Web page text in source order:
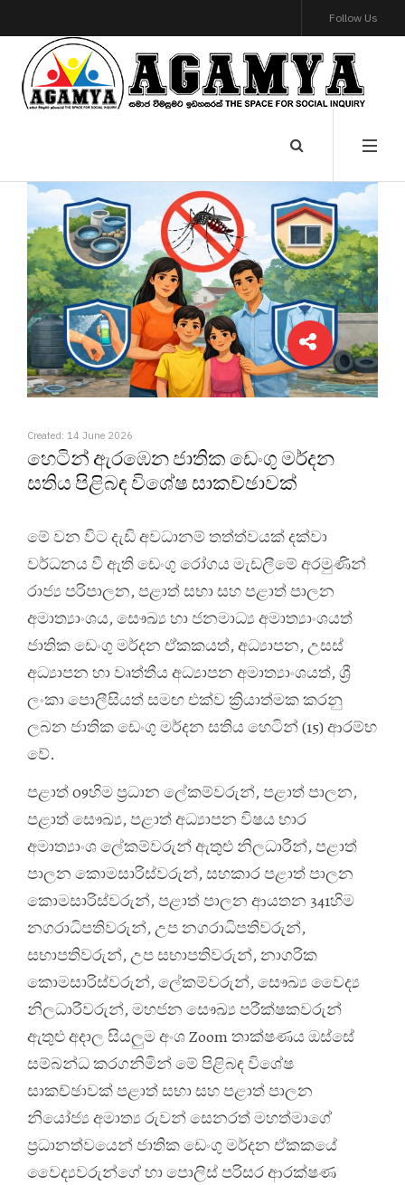
Follow Us
Created: 14 June 2026
හෙටින් ඇරඹෙන ජාතික ඩෙංගු මර්දන
සතිය පිළිබඳ විශේෂ සාකච්ඡාවක්
මේ වන විට දැඩි අවධානම් තත්ත්වයක් දක්වා
වර්ධනය වී ඇති ඩෙංගු රෝගය මැඩලීමේ අරමුණින්
රාජ්‍ය පරිපාලන, පළාත් සභා සහ පළාත් පාලන
අමාත්‍යාංශය, සෞඛ්‍ය හා ජනමාධ්‍ය අමාත්‍යාංශයත්
ජාතික ඩෙංගු මර්දන ඒකකයත්, අධ්‍යාපන, උසස්
අධ්‍යාපන හා වෘත්තීය අධ්‍යාපන අමාත්‍යාංශයත්, ශ්‍රී
ලංකා පොලීසියත් සමඟ එක්ව ක්‍රියාත්මක කරනු
ලබන ජාතික ඩෙංගු මර්දන සතිය හෙටින් (15) ආරම්භ
වේ.
පළාත් 09හිම ප්‍රධාන ලේකම්වරුන්, පළාත් පාලන,
පළාත් සෞඛ්‍ය, පළාත් අධ්‍යාපන විෂය භාර
අමාත්‍යාංශ ලේකම්වරුන් ඇතුළු නිලධාරීන්, පළාත්
පාලන කොමසාරිස්වරුන්, සහකාර පළාත් පාලන
කොමසාරිස්වරුන්, පළාත් පාලන ආයතන 341හිම
නගරාධිපතිවරුන්, උප නගරාධිපතිවරුන්,
සභාපතිවරුන්, උප සභාපතිවරුන්, නාගරික
කොමසාරිස්වරුන්, ලේකම්වරුන්, සෞඛ්‍ය වෛද්‍ය
නිලධාරීවරුන්, මහජන සෞඛ්‍ය පරීක්ෂකවරුන්
ඇතුළු අදාල සියලුම අංශ Zoom තාක්ෂණය ඔස්සේ
සම්බන්ධ කරගනිමින් මේ පිළිබඳ විශේෂ
සාකච්ඡාවක් පළාත් සභා සහ පළාත් පාලන
නියෝජ්‍ය අමාත්‍ය රුවන් සෙනරත් මහත්මාගේ
ප්‍රධානත්වයෙන් ජාතික ඩෙංගු මර්දන ඒකකයේ
වෛද්‍යවරුන්ගේ හා පොලිස් පරිසර ආරක්ෂණ